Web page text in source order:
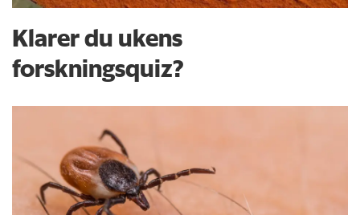
Klarer du ukens
forskningsquiz?